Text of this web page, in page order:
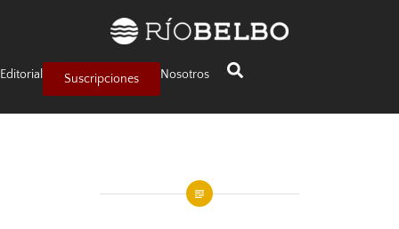
Editorial Suscripciones Nosotros